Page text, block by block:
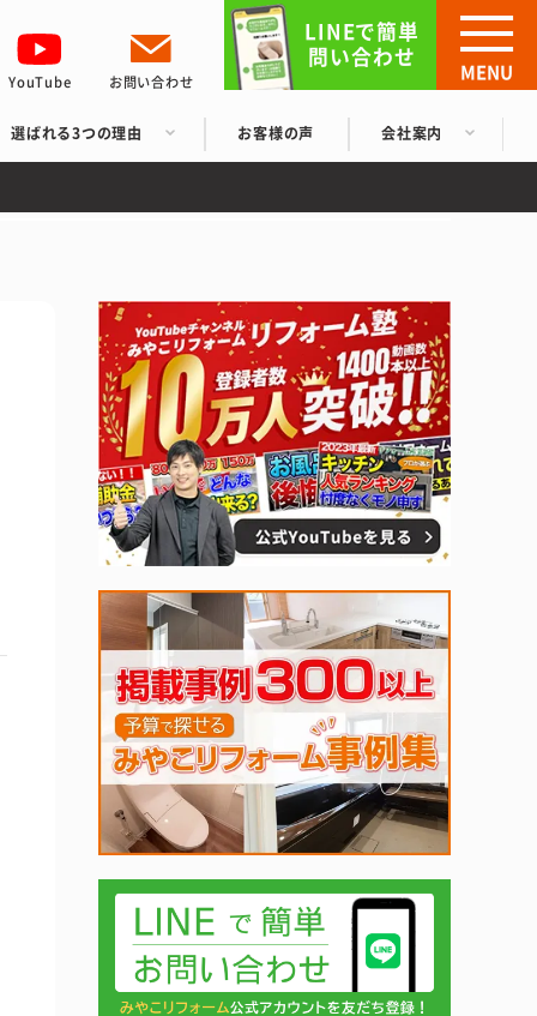
YouTube お問い合わせ
選ばれる3つの理由 お客様の声 会社案内
LINEで簡単
問い合わせ
MENU